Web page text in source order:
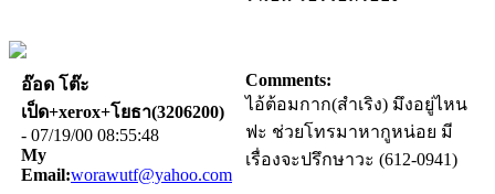
อ๊อด โต๊ะ
เป็ด+xerox+โยธา(3206200)
- 07/19/00 08:55:48
My
Email:worawutf@yahoo.com
Comments:
ไอ้ต้อมกาก(สำเริง) มึงอยู่ไหน
ฟะ ช่วยโทรมาหากูหน่อย มี
เรื่องจะปรึกษาวะ (612-0941)